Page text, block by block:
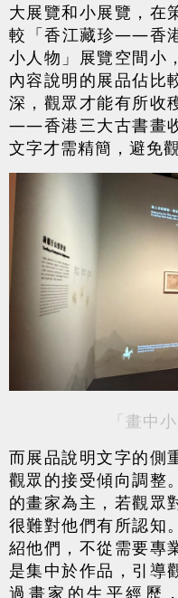
大展覽和小展覽，在
較「香江藏珍——香
小人物」展覽空間小
內容說明的展品佔比
深，觀眾才能有所收
——香港三大古書畫
文字才需精簡，避免
「畫中
而展品說明文字的側
觀眾的接受傾向調整
的畫家為主，若觀眾
很難對他們有所認知
紹他們，不從需要專
是集中於作品，引導
過畫家的生平經歷